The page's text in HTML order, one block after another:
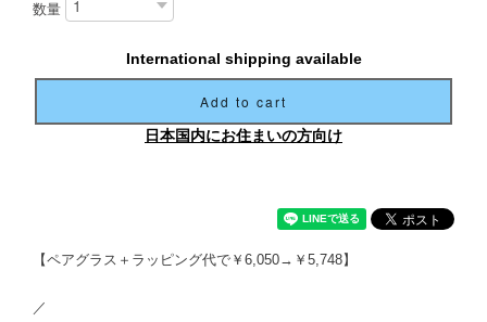
【ペアグラス＋ラッピング代で￥6,050→￥5,748】
／
数量
International shipping available
Add to cart
日本国内にお住まいの方向け